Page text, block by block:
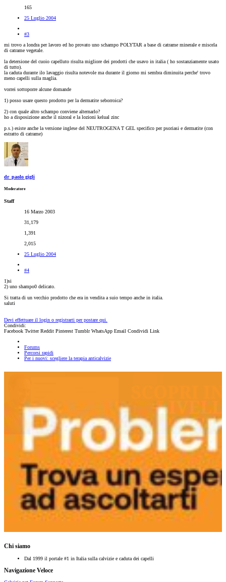
165
25 Luglio 2004
#3
mi trovo a londra per lavoro ed ho provato uno schampo POLYTAR a base di catrame minerale e miscela
di catrame vegetale.
la detersione del cuoio capelluto risulta migliore dei prodotti che usavo in italia ( ho sostanziamente usato
di tutto).
la caduta durante ilo lavaggio risulta notevole ma durante il giorno mi sembra diminuita perche' trovo
meno capelli sulla maglia.
vorrei sottoporre alcune domande
1) posso usare questo prodotto per la dermatite seborroica?
2) con quale altro schampo conviene alternarlo?
ho a disposizione anche il nizoral e la lozioni kelual zinc
p.s.) esiste anche la versione inglese del NEUTROGENA T GEL specifico per psoriasi e dermatite (con
estratto di catrame)
dr_paolo gigli
Moderatore
Staff
16 Marzo 2003
31,179
1,391
2,015
25 Luglio 2004
#4
1)si
2) uno shampo0 delicato.
Si tratta di un vecchio prodotto che era in vendita a suio tempo anche in italia.
saluti
Devi effettuare il login o registrarti per postare qui.
Condividi:
Facebook Twitter Reddit Pinterest Tumblr WhatsApp Email Condividi Link
Forums
Percorsi rapidi
Per i nuovi: scegliere la terapia anticalvizie
Chi siamo
Dal 1999 il portale #1 in Italia sulla calvizie e caduta dei capelli
Navigazione Veloce